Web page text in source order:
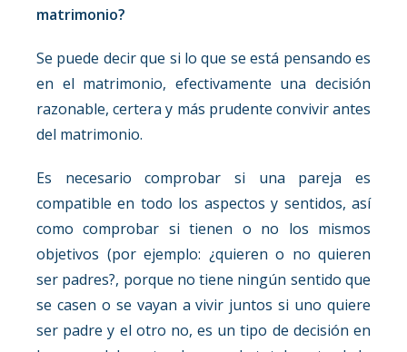
matrimonio?
Se puede decir que si lo que se está pensando es
en el matrimonio, efectivamente una decisión
razonable, certera y más prudente convivir antes
del matrimonio.
Es necesario comprobar si una pareja es
compatible en todo los aspectos y sentidos, así
como comprobar si tienen o no los mismos
objetivos (por ejemplo: ¿quieren o no quieren
ser padres?, porque no tiene ningún sentido que
se casen o se vayan a vivir juntos si uno quiere
ser padre y el otro no, es un tipo de decisión en